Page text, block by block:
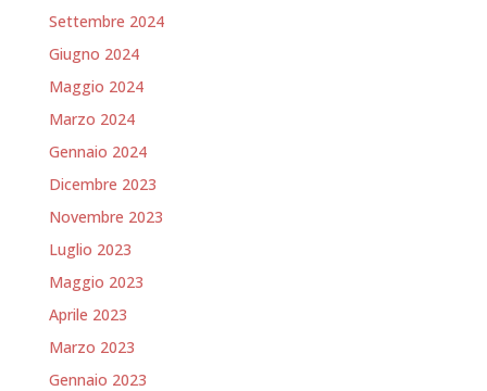
Settembre 2024
Giugno 2024
Maggio 2024
Marzo 2024
Gennaio 2024
Dicembre 2023
Novembre 2023
Luglio 2023
Maggio 2023
Aprile 2023
Marzo 2023
Gennaio 2023